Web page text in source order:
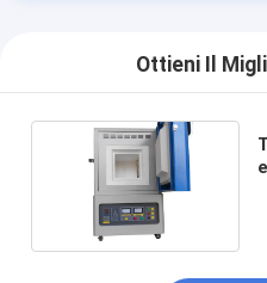
Ottieni Il